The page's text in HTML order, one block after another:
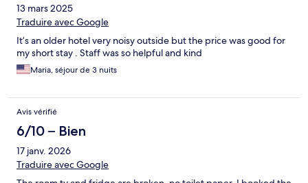
13 mars 2025
Traduire avec Google
It’s an older hotel very noisy outside but the price was good for
my short stay . Staff was so helpful and kind
Maria, séjour de 3 nuits
Avis vérifié
6/10 – Bien
17 janv. 2026
Traduire avec Google